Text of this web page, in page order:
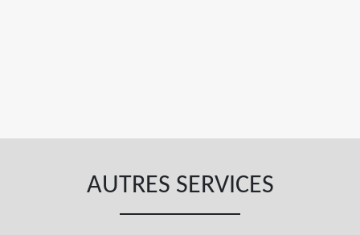
AUTRES SERVICES